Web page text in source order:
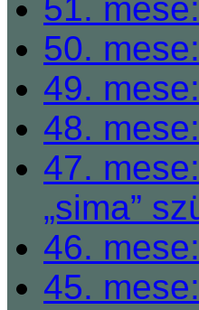
51.
50.
49.
48.
47.
„sima”
46.
45.